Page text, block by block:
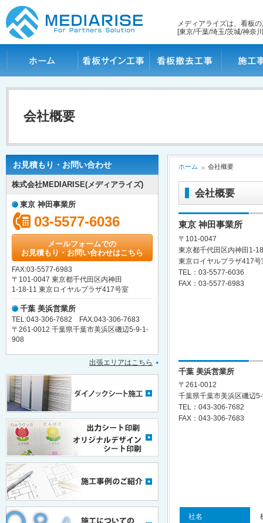
メディアライズは、看板
[東京/千葉/埼玉/茨城/神奈
会社概要
お見積もり・お問い合わせ
株式会社MEDIARISE(メディアライズ)
東京 神田事業所
03-5577-6036
メールフォームでの
お見積もり・お問い合わせはこちら
FAX:03-5577-6983
〒101-0047 東京都千代田区内神田
1-18-11 東京ロイヤルプラザ417号室
千葉 美浜営業所
TEL:043-306-7682 FAX:043-306-7683
〒261-0012 千葉県千葉市美浜区磯辺5-9-1-
908
出張エリアはこちら
ホーム 会社概要
会社概要
東京 神田事業所
〒101-0047
東京都千代田区内神田1-
東京ロイヤルプラザ417号
TEL：03-5577-6036
FAX：03-5577-6983
千葉 美浜営業所
〒261-0012
千葉県千葉市美浜区磯辺
TEL：043-306-7682
FAX：043-306-7683
社名